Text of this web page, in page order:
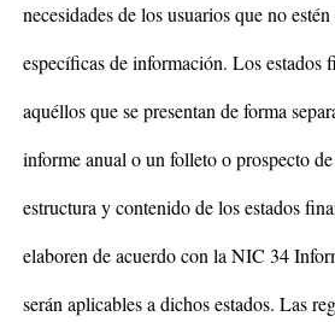
necesidades de los usuarios que no
específicas de información. Los
aquéllos que se presentan de forma
informe anual o un folleto o prospecto
estructura y contenido de los estados
elaboren de acuerdo con la NIC 34
serán aplicables a dichos estados. Las